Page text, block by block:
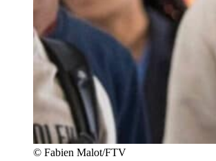
© Fabien Malot/FTV